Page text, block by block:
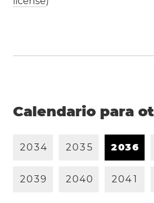
Calendario para
2034 2035 2036
2039 2040 2041